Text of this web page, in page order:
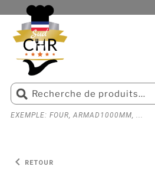
EXEMPLE: FOUR, ARMAD1000MM, ...
BOUCHERIE
keyboard_arrow_left RETOUR